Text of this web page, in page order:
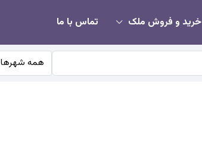
خرید و فروش ملک تماس با ما
همه شهرها